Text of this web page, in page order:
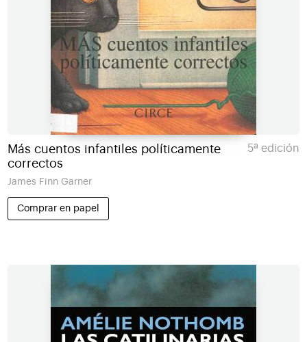
Más cuentos infantiles políticamente
correctos
5ª edición
James Finn Garner
Comprar en papel